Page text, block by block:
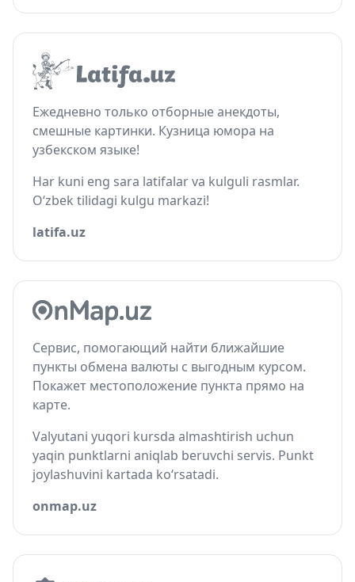
Ежедневно только отборные анекдоты,
смешные картинки. Кузница юмора на
узбекском языке!
Har kuni eng sara latifalar va kulguli rasmlar.
O‘zbek tilidagi kulgu markazi!
latifa.uz
Сервис, помогающий найти ближайшие
пункты обмена валюты с выгодным курсом.
Покажет местоположение пункта прямо на
карте.
Valyutani yuqori kursda almashtirish uchun
yaqin punktlarni aniqlab beruvchi servis. Punkt
joylashuvini kartada ko‘rsatadi.
onmap.uz